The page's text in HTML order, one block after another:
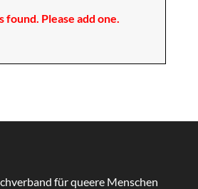
found. Please add one.